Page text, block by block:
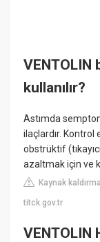
VENTOLIN
kullanılır?
Astımda
ilaçlardır. Kontrol
obstrüktif
azaltmak için ve
Kaynak
titck.gov.tr
VENTOLIN